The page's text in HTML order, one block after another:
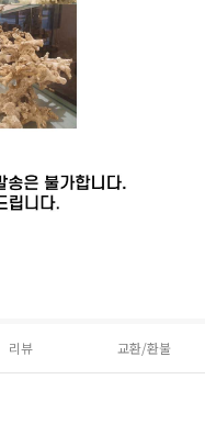
리뷰 교환/환불